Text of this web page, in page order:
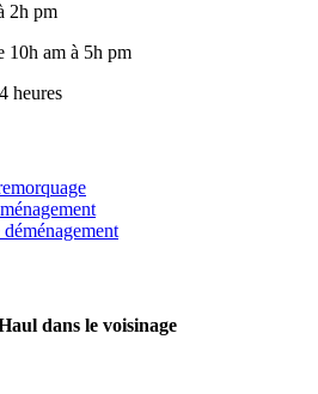
2h pm
10h am à 5h pm
heures
dans le voisinage